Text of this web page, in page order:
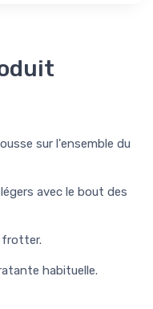
sur l'ensemble du
avec le bout des
frotter.
habituelle.